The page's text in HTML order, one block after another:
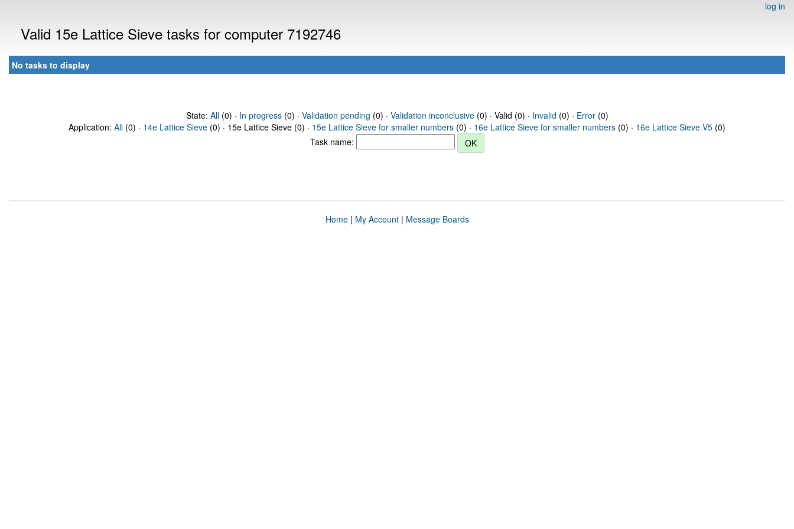
log in
Valid 15e Lattice Sieve tasks for computer 7192746
No tasks to display
State: All(0) · In progress(0) · Validation pending (0) · Validation inconclusive(0) · Valid (0) · Invalid (0) · Error(0)
Application: All (0) · 14e Lattice Sieve (0) · 15e Lattice Sieve (0) · 15e Lattice Sieve for smaller numbers (0) · 16e Lattice Sieve for smaller numbers (0) · 16e Lattice Sieve V5 (0)
Task name:
Home| My Account| Message Boards